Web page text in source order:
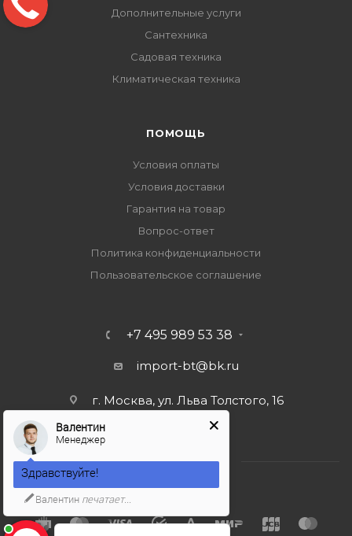
Дополнительные услуги
Сантехника
Садовая техника
Климатическая техника
ПОМОЩЬ
Условия оплаты
Условия доставки
Гарантия на товар
Вопрос-ответ
Политика конфиденциальности
Пользовательское соглашение
+7 495 989 53 38
import-bt@bk.ru
г. Москва, ул. Льва Толстого, 16
Валентин
Менеджер
Здравствуйте!
Валентин печатает...